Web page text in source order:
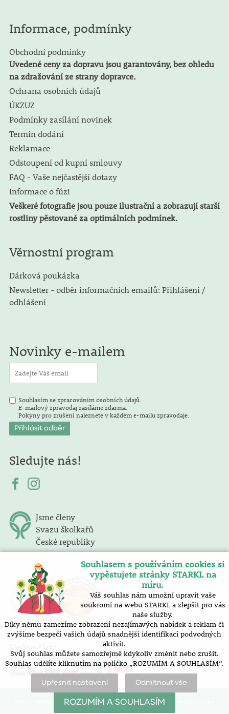
Informace, podmínky
Obchodní podmínky
Uvedené ceny za dopravu jsou garantovány, bez ohledu
na zdražování ze strany dopravce.
Ochrana osobních údajů
ÚKZUZ
Podmínky zasílání novinek
Termín dodání
Reklamace
Odstoupení od kupní smlouvy
FAQ - Vaše nejčastější dotazy
Informace o fúzi
Veškeré fotografie jsou pouze ilustrační a zobrazují starší
rostliny pěstované za optimálních podmínek.
Věrnostní program
Dárková poukázka
Newsletter - odběr informačních emailů: Přihlášení /
odhlášení
Novinky e-mailem
Souhlasím se zpracováním osobních údajů.
E-mailový zpravodaj zasíláme zdarma.
Pokyny pro zrušení naleznete v každém e-mailu zpravodaje.
Sledujte nás!
Jsme členy
Svazu školkařů
České republiky
Pobočky
prohlášení o přístupnosti |
nastavení cookies
Vytvořilo SOFICO-CZ, a.s.
Souhlasem s používáním cookies si
vypěstujete stránky STARKL na
míru.
Váš souhlas nám umožní upravit vaše
soukromí na webu STARKL a zlepšit pro vás
naše služby.
Díky němu zamezíme zobrazení nezajímavých nabídek a reklam či
zvýšíme bezpečí vašich údajů snadnější identifikací podvodných
aktivit.
Svůj souhlas můžete samozřejmě kdykoliv změnit nebo zrušit.
Souhlas udělíte kliknutím na políčko „ROZUMÍM A SOUHLASÍM“.
Upřesnit nastavení Odmítnout vše
ROZUMÍM A SOUHLASÍM